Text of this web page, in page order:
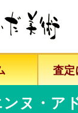
査定
ヌ・ア